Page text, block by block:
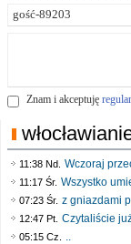
Znam i akceptuję
11:38 Nd. Wczoraj
11:17 Śr. Wszystko
07:23 Śr. z gniazdami
12:47 Pt. Czytaliście
05:15 Cz. ..